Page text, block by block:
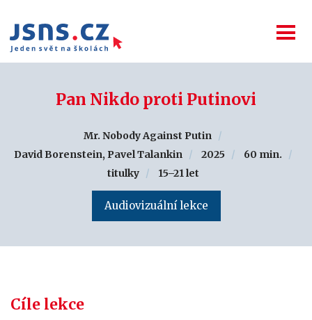
Pan Nikdo proti Putinovi
Mr. Nobody Against Putin
David Borenstein, Pavel Talankin
2025
60 min.
titulky
15–21 let
Audiovizuální lekce
Cíle lekce